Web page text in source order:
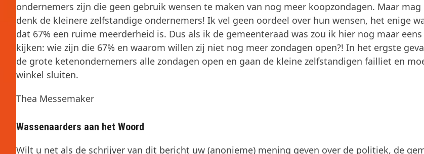
ondernemers zijn die geen gebruik wensen te maken van nog meer koopzondagen. Maar mag
denk de kleinere zelfstandige ondernemers! Ik vel geen oordeel over hun wensen, het enige
dat 67% een ruime meerderheid is. Dus als ik de gemeenteraad was zou ik hier nog maar
kijken: wie zijn die 67% en waarom willen zij niet nog meer zondagen open?! In het ergste
de grote ketenondernemers alle zondagen open en gaan de kleine zelfstandigen failliet en
winkel sluiten.
Thea Messemaker
Wassenaarders aan het Woord
Wilt u net als de schrijver van dit bericht uw (anonieme) mening geven over de politiek, de